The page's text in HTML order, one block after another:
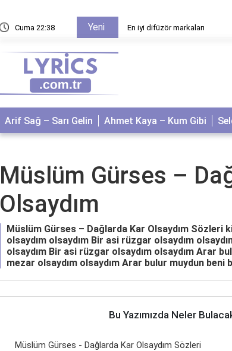
Cuma 22:38 Yeni En iyi difüzör markaları
Arif Sağ – Sarı Gelin Ahmet Kaya – Kum Gibi
Müslüm Gürses –
Olsaydım
Müslüm Gürses – Dağlarda Kar Olsaydım Sözleri
olsaydım olsaydım Bir asi rüzgar olsaydım
olsaydım Bir asi rüzgar olsaydım olsaydım Arar
mezar olsaydım olsaydım Arar bulur muydun beni
Bu Yazımızda Neler
Müslüm Gürses - Dağlarda Kar Olsaydım Sözleri